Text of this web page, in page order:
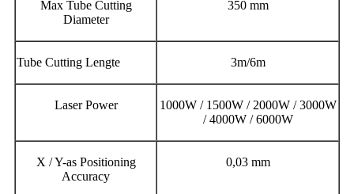
Max Tube Cutting
Diameter
350 mm
Tube Cutting Lengte 3m/6m
Laser Power
1000W / 1500W / 2000W / 3000W
/ 4000W / 6000W
X / Y-as Positioning
Accuracy
0,03 mm